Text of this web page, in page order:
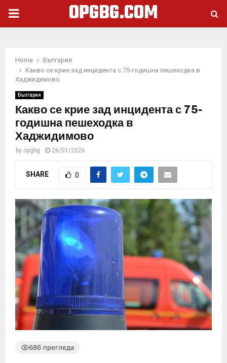
PRIMARY
OPGBG.COM
Home
България
Какво се крие зад инцидента с 75-годишна пешеходка в
Хаджидимово
България
Какво се крие зад инцидента с 75-
годишна пешеходка в
Хаджидимово
by opgbg 26/01/2026
SHARE 0
686 прегледа